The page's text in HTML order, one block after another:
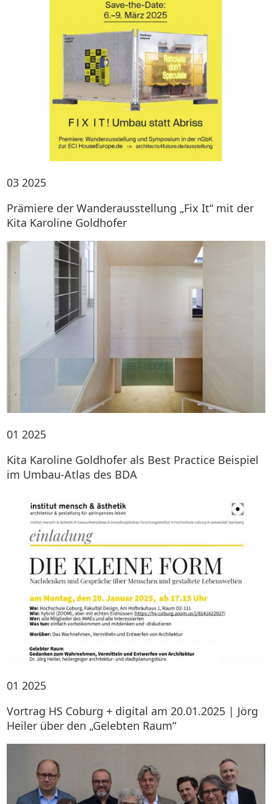
03 2025
Prämiere der Wanderausstellung „Fix It“ mit der
Kita Karoline Goldhofer
01 2025
Kita Karoline Goldhofer als Best Practice Beispiel
im Umbau-Atlas des BDA
01 2025
Vortrag HS Coburg + digital am 20.01.2025 | Jörg
Heiler über den „Gelebten Raum“